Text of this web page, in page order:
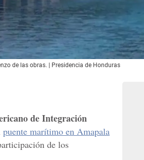
de las obras. | Presidencia de Honduras
de Integración
puente marítimo en Amapala
de los